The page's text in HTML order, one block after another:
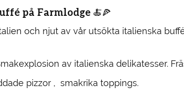
på Farmlodge 🍝🍕
och njut av vår utsökta italienska
av italienska delikatesser.
pizzor , smakrika toppings.